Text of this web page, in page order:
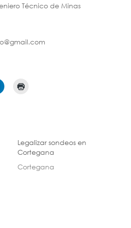
Técnico de Minas
Legalizar sondeos en
Cortegana
Cortegana